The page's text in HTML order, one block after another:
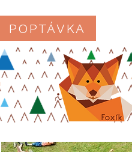
POPTÁVKA